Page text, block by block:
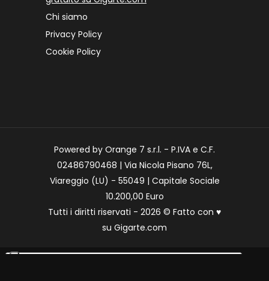
Chi siamo
Privacy Policy
Cookie Policy
Powered by Orange 7 s.r.l. - P.IVA e C.F.
02486790468 | Via Nicola Pisano 76L,
Viareggio (LU) - 55049 | Capitale Sociale
10.200,00 Euro
Tutti i diritti riservati - 2026 © Fatto con ♥
su Gigarte.com